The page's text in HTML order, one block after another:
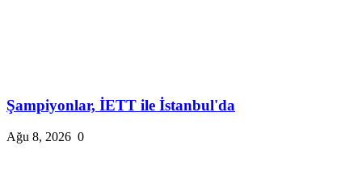
Şampiyonlar, İETT ile İstanbul'da
Ağu 8, 2026 0